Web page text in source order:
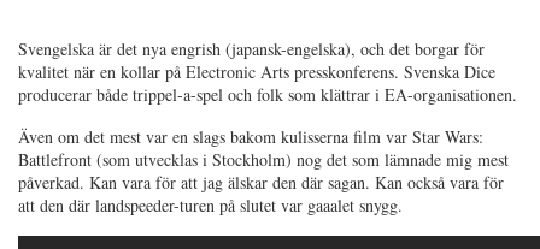
Svengelska är det nya engrish (japansk-engelska), och det borgar för
kvalitet när en kollar på Electronic Arts presskonferens. Svenska Dice
producerar både trippel-a-spel och folk som klättrar i EA-organisationen.
Även om det mest var en slags bakom kulisserna film var Star Wars:
Battlefront (som utvecklas i Stockholm) nog det som lämnade mig mest
påverkad. Kan vara för att jag älskar den där sagan. Kan också vara för
att den där landspeeder-turen på slutet var gaaalet snygg.